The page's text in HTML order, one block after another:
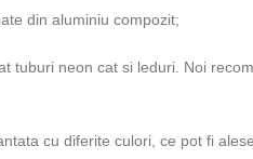
din aluminiu compozit;
tuburi neon cat si leduri. Noi
cu diferite culori, ce pot fi